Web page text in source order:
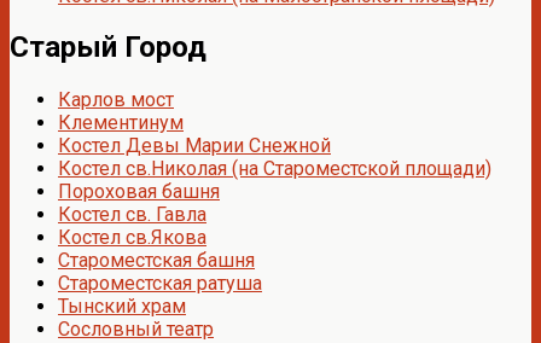
Старый Город
Карлов мост
Клементинум
Костел Девы Марии Снежной
Костел св.Николая (на Староместской площади)
Пороховая башня
Костел св. Гавла
Костел св.Якова
Староместская башня
Староместская ратуша
Тынский храм
Сословный театр